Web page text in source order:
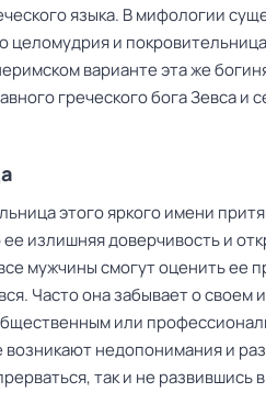
языка. В мифологии
целомудрия и
варианте эта же
греческого бога Зевса и
этого яркого имени
излишняя доверчивость и
мужчины смогут оценить ее
Часто она забывает о своем
или
возникают недопонимания и
так и не развившись